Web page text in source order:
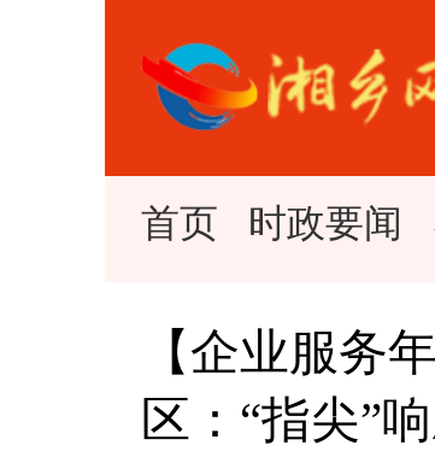
首页 时政要闻
【企业服务
区：“指尖”